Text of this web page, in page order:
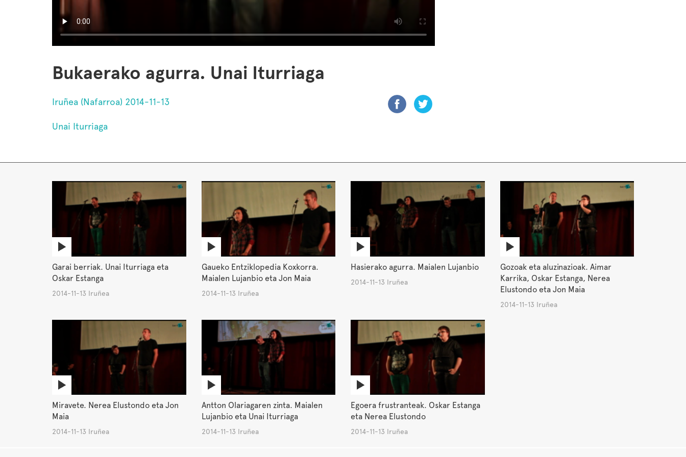
Bukaerako agurra. Unai Iturriaga
Iruñea (Nafarroa) 2014-11-13
Unai Iturriaga
Garai berriak. Unai Iturriaga eta
Oskar Estanga
2014-11-13 Iruñea
Gaueko Entziklopedia Koxkorra.
Maialen Lujanbio eta Jon Maia
2014-11-13 Iruñea
Hasierako agurra. Maialen Lujanbio
2014-11-13 Iruñea
Gozoak eta aluzinazioak. Aimar
Karrika, Oskar Estanga, Nerea
Elustondo eta Jon Maia
2014-11-13 Iruñea
Miravete. Nerea Elustondo eta Jon
Maia
2014-11-13 Iruñea
Antton Olariagaren zinta. Maialen
Lujanbio eta Unai Iturriaga
2014-11-13 Iruñea
Egoera frustranteak. Oskar Estanga
eta Nerea Elustondo
2014-11-13 Iruñea